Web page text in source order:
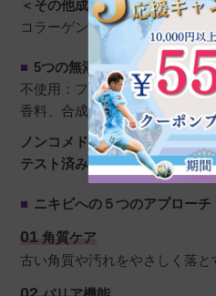
＜その他成分＞
コラーゲン・トリペプチドF、
■ 5つの無添加
不使用：フェノキシエタノー
香料、合成着色料、鉱物油
ノンコメドジェニックテスト
テスト済み
■ ニキビへの５つのアプローチ
01 角質ケア
古い角質や汚れをやさしく落と